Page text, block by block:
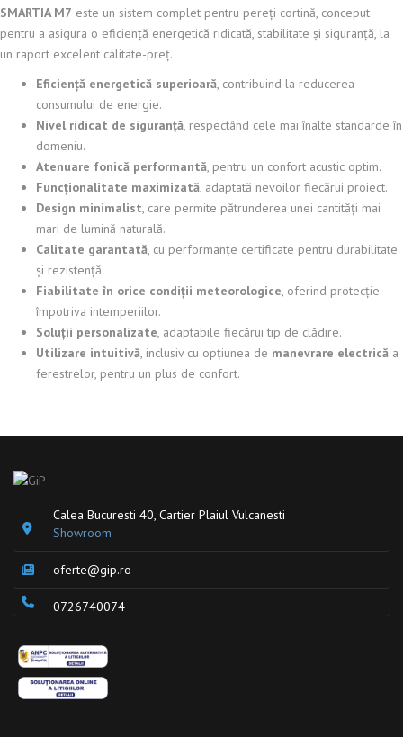
SMARTIA M7 este un sistem complet pentru pereți cortină, conceput
pentru a asigura o eficiență energetică ridicată, stabilitate și siguranță, la
un raport excelent calitate-preț.
Eficiență energetică superioară, contribuind la reducerea
consumului de energie.
Nivel ridicat de siguranță, respectând cele mai înalte standarde în
domeniu.
Atenuare fonică performantă, pentru un confort acustic optim.
Funcționalitate maximizată, adaptată nevoilor fiecărui proiect.
Design minimalist, care permite pătrunderea unei cantități mai
mari de lumină naturală.
Calitate garantată, cu performanțe certificate pentru durabilitate
și rezistență.
Fiabilitate în orice condiții meteorologice, oferind protecție
împotriva intemperiilor.
Soluții personalizate, adaptabile fiecărui tip de clădire.
Utilizare intuitivă, inclusiv cu opțiunea de manevrare electrică a
ferestrelor, pentru un plus de confort.
Calea Bucuresti 40, Cartier Plaiul Vulcanesti
Showroom
oferte@gip.ro
0726740074